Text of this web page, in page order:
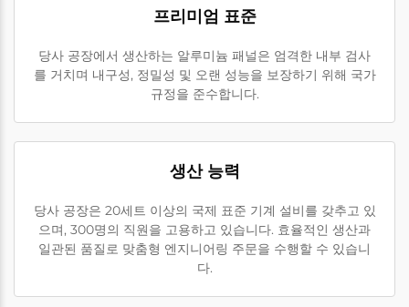
프리미엄 표준
당사 공장에서 생산하는 알루미늄 패널은 엄격한 내부 검사
를 거치며 내구성, 정밀성 및 오랜 성능을 보장하기 위해 국가
규정을 준수합니다.
생산 능력
당사 공장은 20세트 이상의 국제 표준 기계 설비를 갖추고 있
으며, 300명의 직원을 고용하고 있습니다. 효율적인 생산과
일관된 품질로 맞춤형 엔지니어링 주문을 수행할 수 있습니
다.